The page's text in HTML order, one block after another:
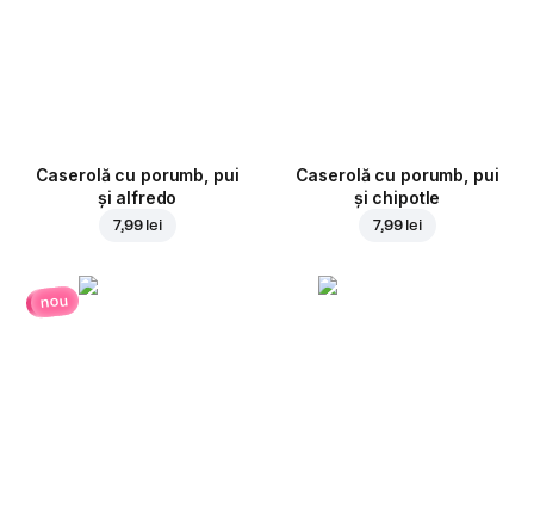
Caserolă cu porumb, pui
și alfredo
7,99 lei
Caserolă cu porumb, pui
și chipotle
7,99 lei
nou